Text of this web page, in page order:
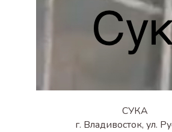
СУКА
г. Владивосток, ул.